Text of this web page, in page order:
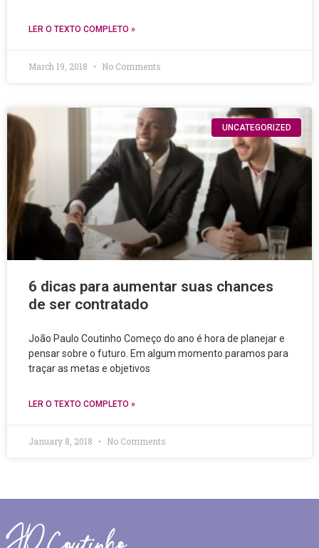
LER O TEXTO COMPLETO »
March 19, 2018 No Comments
UNCATEGORIZED
6 dicas para aumentar suas chances
de ser contratado
João Paulo Coutinho Começo do ano é hora de planejar e
pensar sobre o futuro. Em algum momento paramos para
traçar as metas e objetivos
LER O TEXTO COMPLETO »
January 8, 2018 No Comments